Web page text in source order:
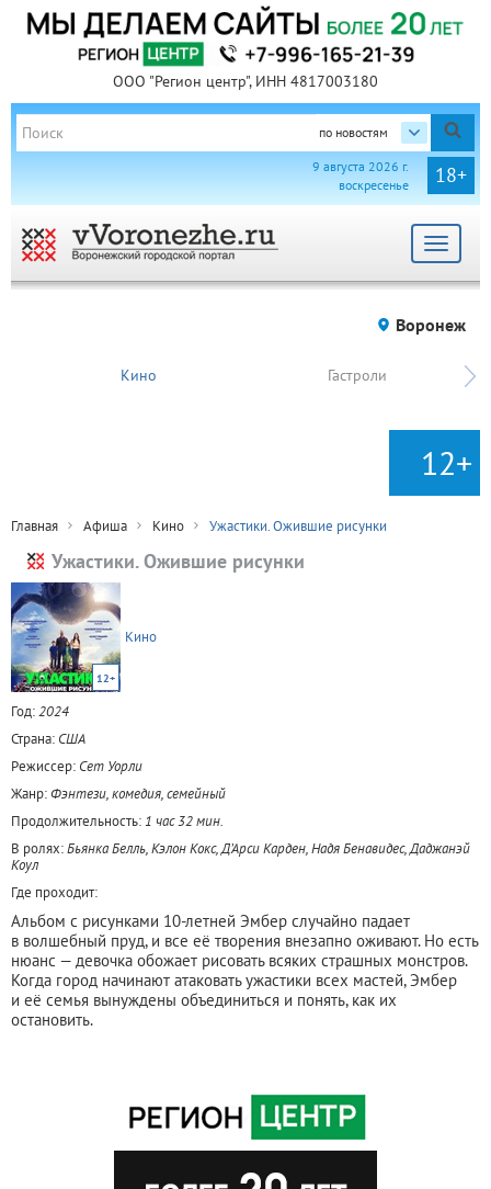
ООО "Регион центр", ИНН 4817003180
по новостям
18+
9 августа 2026 г.
воскресенье
Toggle
Воронеж
Кино Гастроли
12+
Главная Афиша Кино Ужастики. Ожившие рисунки
Ужастики. Ожившие рисунки
12+
Кино
Год:2024
Страна: США
Режиссер: Сет Уорли
Жанр:Фэнтези, комедия, семейный
Продолжительность: 1 час 32 мин.
В ролях:Бьянка Белль, Кэлон Кокс, Д’Арси Карден, Надя Бенавидес, Даджанэй
Коул
Где проходит:
Альбом с рисунками 10-летней Эмбер случайно падает
в волшебный пруд, и все её творения внезапно оживают. Но есть
нюанс — девочка обожает рисовать всяких страшных монстров.
Когда город начинают атаковать ужастики всех мастей, Эмбер
и её семья вынуждены объединиться и понять, как их
остановить.